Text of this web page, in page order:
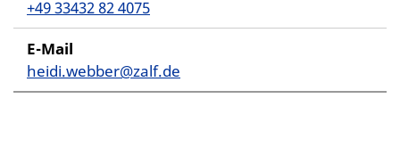
+49 33432 82 4075
E-Mail
heidi.webber@zalf.de